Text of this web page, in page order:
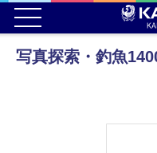
写真探索・釣魚